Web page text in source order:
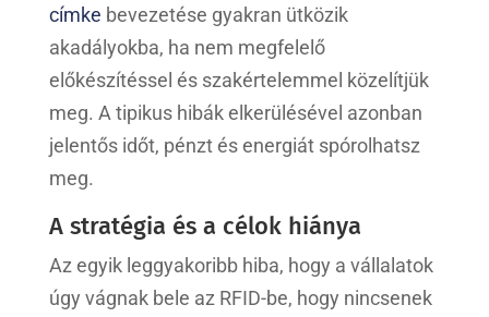
címke bevezetése gyakran ütközik
akadályokba, ha nem megfelelő
előkészítéssel és szakértelemmel közelítjük
meg. A tipikus hibák elkerülésével azonban
jelentős időt, pénzt és energiát spórolhatsz
meg.
A stratégia és a célok hiánya
Az egyik leggyakoribb hiba, hogy a vállalatok
úgy vágnak bele az RFID-be, hogy nincsenek